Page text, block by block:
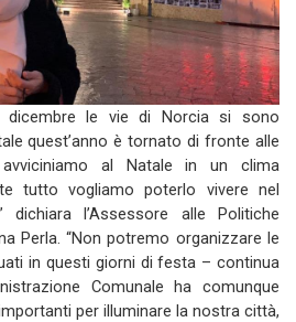
dicembre le vie di Norcia si sono
quest’anno è tornato di fronte alle
al Natale in un clima
tutto vogliamo poterlo vivere nel
dichiara l’Assessore alle Politiche
Perla. “Non potremo organizzare le
in questi giorni di festa – continua
Comunale ha comunque
per illuminare la nostra città,